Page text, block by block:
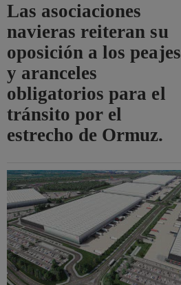
Las asociaciones
navieras reiteran su
oposición a los peajes
y aranceles
obligatorios para el
tránsito por el
estrecho de Ormuz.